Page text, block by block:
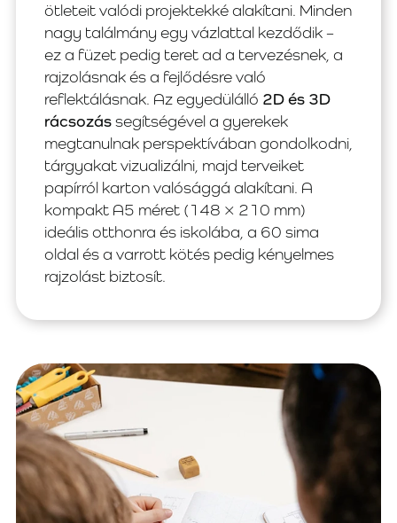
ötleteit valódi projektekké alakítani. Minden
nagy találmány egy vázlattal kezdődik –
ez a füzet pedig teret ad a tervezésnek, a
rajzolásnak és a fejlődésre való
reflektálásnak. Az egyedülálló 2D és 3D
rácsozássegítségével a gyerekek
megtanulnak perspektívában gondolkodni,
tárgyakat vizualizálni, majd terveiket
papírról karton valósággá alakítani. A
kompakt A5 méret (148 × 210 mm)
ideális otthonra és iskolába, a 60 sima
oldal és a varrott kötés pedig kényelmes
rajzolást biztosít.